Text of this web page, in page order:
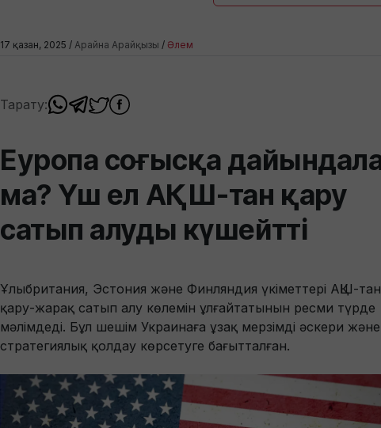
17 қазан, 2025 / Арайна Арайқызы / Әлем
Тарату:
Еуропа соғысқа
ма? Үш ел АҚШ-тан қару
сатып алуды күшейтті
Ұлыбритания, Эстония және Финляндия үкіметтері АҚШ-тан
қару-жарақ сатып алу көлемін ұлғайтатынын ресми түрде
мәлімдеді. Бұл шешім Украинаға ұзақ мерзімді әскери және
стратегиялық қолдау көрсетуге бағытталған.